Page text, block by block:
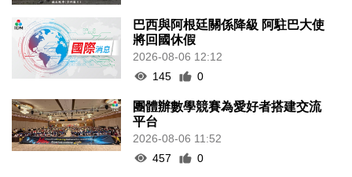
巴西與阿根廷關係降級 阿駐巴大使
將回國休假
2026-08-06 12:12
145
0
團體辦數學競賽為愛好者搭建交流
平台
2026-08-06 11:52
457
0